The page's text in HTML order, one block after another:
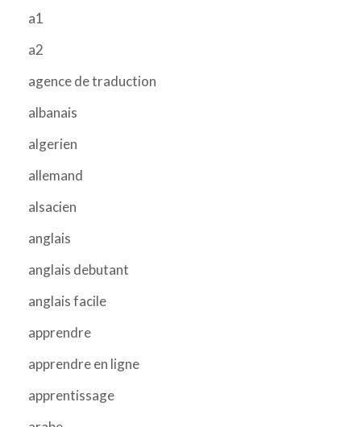
a1
a2
agence de traduction
albanais
algerien
allemand
alsacien
anglais
anglais debutant
anglais facile
apprendre
apprendre en ligne
apprentissage